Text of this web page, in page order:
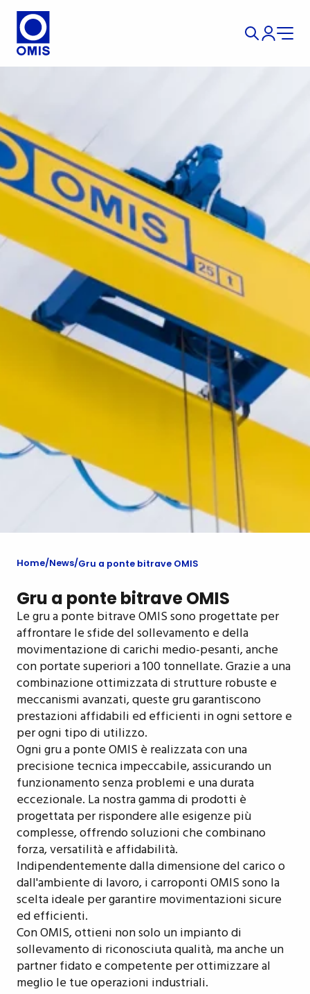
Home News Gru a ponte bitrave OMIS
Gru a ponte bitrave OMIS
Le gru a ponte bitrave OMIS sono progettate per
affrontare le sfide del sollevamento e della
movimentazione di carichi medio-pesanti, anche
con portate superiori a 100 tonnellate. Grazie a una
combinazione ottimizzata di strutture robuste e
meccanismi avanzati, queste gru garantiscono
prestazioni affidabili ed efficienti in ogni settore e
per ogni tipo di utilizzo.
Ogni gru a ponte OMIS è realizzata con una
precisione tecnica impeccabile, assicurando un
funzionamento senza problemi e una durata
eccezionale. La nostra gamma di prodotti è
progettata per rispondere alle esigenze più
complesse, offrendo soluzioni che combinano
forza, versatilità e affidabilità.
Indipendentemente dalla dimensione del carico o
dall'ambiente di lavoro, i carroponti OMIS sono la
scelta ideale per garantire movimentazioni sicure
ed efficienti.
Con OMIS, ottieni non solo un impianto di
sollevamento di riconosciuta qualità, ma anche un
partner fidato e competente per ottimizzare al
meglio le tue operazioni industriali.